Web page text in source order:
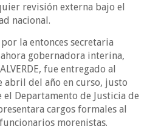
revisión externa bajo el
nacional.
la entonces secretaria
gobernadora interina,
fue entregado al
abril del año en curso, justo
el Departamento de Justicia de
cargos formales al
morenistas.